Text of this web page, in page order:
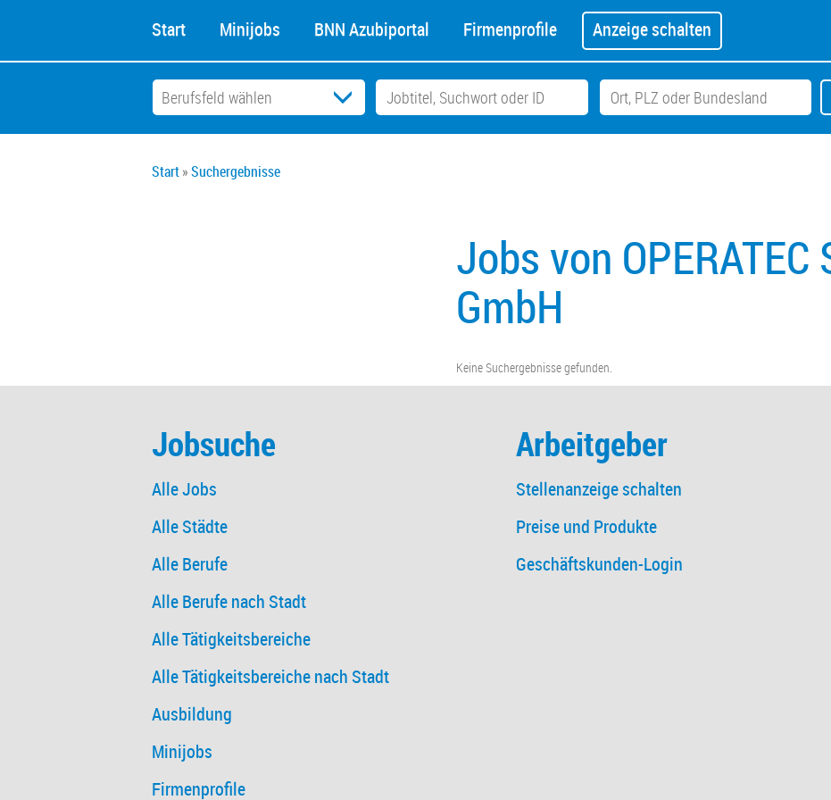
Start Minijobs BNN Azubiportal Firmenprofile Anzeige schalten
Start Suchergebnisse
Jobs von OPERATEC
GmbH
Keine Suchergebnisse gefunden.
Jobsuche
Alle Jobs
Alle Städte
Alle Berufe
Alle Berufe nach Stadt
Alle Tätigkeitsbereiche
Alle Tätigkeitsbereiche nach Stadt
Ausbildung
Minijobs
Firmenprofile
Arbeitgeber
Stellenanzeige schalten
Preise und Produkte
Geschäftskunden-Login